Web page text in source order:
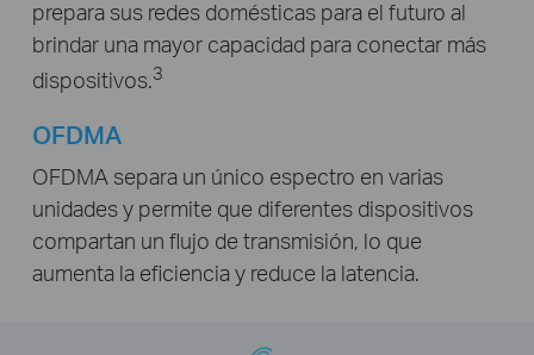
prepara sus redes domésticas para el futuro al
brindar una mayor capacidad para conectar más
dispositivos.3
OFDMA
OFDMA separa un único espectro en varias
unidades y permite que diferentes dispositivos
compartan un flujo de transmisión, lo que
aumenta la eficiencia y reduce la latencia.